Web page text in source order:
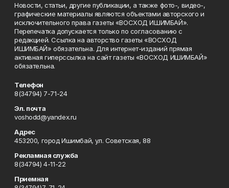
Новости, статьи, другие публикации, а также фото-, видео-,
графические материалы являются объектами авторского и
исключительного права газеты «ВОСХОД ИШИМБАЙ».
Перепечатка допускается только по согласованию с
редакцией. Ссылка на авторство газеты «ВОСХОД
ИШИМБАЙ» обязательна. Для интернет-изданий прямая
активная гиперссылка на сайт газеты «ВОСХОД ИШИМБАЙ»
обязательна.
Телефон
8(34794) 7-71-24
Эл. почта
voshodd@yandex.ru
Адрес
453200, город Ишимбай, ул. Советская, 88
Рекламная служба
8(34794) 4-11-22
Приемная